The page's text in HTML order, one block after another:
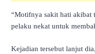
“Motifnya sakit hati akibat
pelaku nekat untuk
Kejadian tersebut lanjut